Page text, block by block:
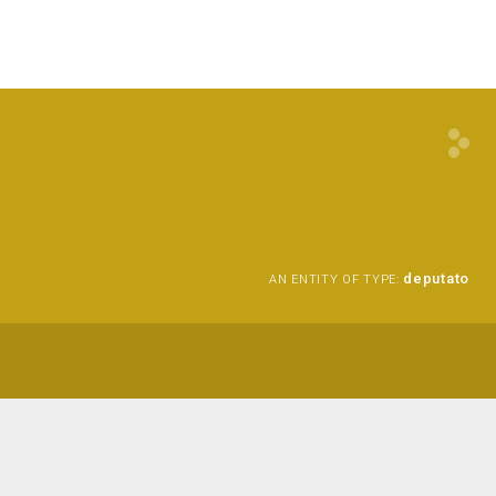
AN ENTITY OF TYPE: deputato